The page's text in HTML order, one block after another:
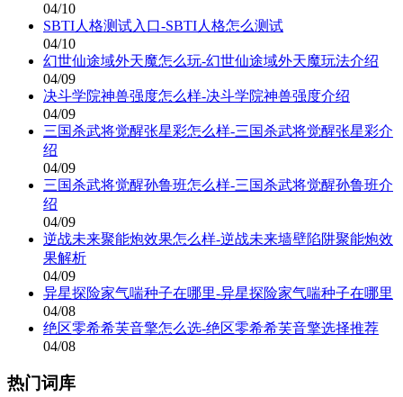
04/10
SBTI人格测试入口-SBTI人格怎么测试
04/10
幻世仙途域外天魔怎么玩-幻世仙途域外天魔玩法介绍
04/09
决斗学院神兽强度怎么样-决斗学院神兽强度介绍
04/09
三国杀武将觉醒张星彩怎么样-三国杀武将觉醒张星彩介
绍
04/09
三国杀武将觉醒孙鲁班怎么样-三国杀武将觉醒孙鲁班介
绍
04/09
逆战未来聚能炮效果怎么样-逆战未来墙壁陷阱聚能炮效
果解析
04/09
异星探险家气喘种子在哪里-异星探险家气喘种子在哪里
04/08
绝区零希希芙音擎怎么选-绝区零希希芙音擎选择推荐
04/08
热门词库